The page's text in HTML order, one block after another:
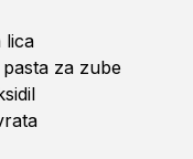
lica
za zube